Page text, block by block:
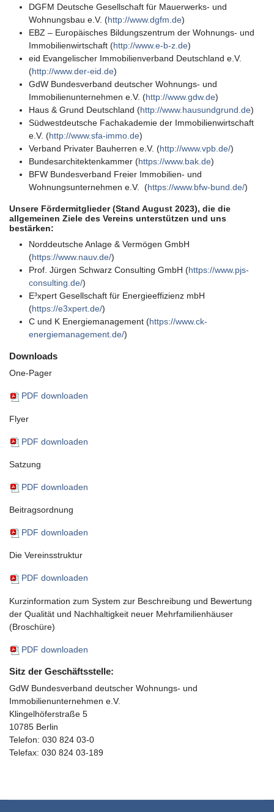
DGFM Deutsche Gesellschaft für Mauerwerks- und
Wohnungsbau e.V. (http://www.dgfm.de)
EBZ – Europäisches Bildungszentrum der Wohnungs- und
Immobilienwirtschaft (http://www.e-b-z.de)
eid Evangelischer Immobilienverband Deutschland e.V.
(http://www.der-eid.de)
GdW Bundesverband deutscher Wohnungs- und
Immobilienunternehmen e.V. (http://www.gdw.de)
Haus & Grund Deutschland (http://www.hausundgrund.de)
Südwestdeutsche Fachakademie der Immobilienwirtschaft
e.V. (http://www.sfa-immo.de)
Verband Privater Bauherren e.V. (http://www.vpb.de/)
Bundesarchitektenkammer (https://www.bak.de)
BFW Bundesverband Freier Immobilien- und
Wohnungsunternehmen e.V. (https://www.bfw-bund.de/)
Unsere Fördermitglieder (Stand August 2023), die die
allgemeinen Ziele des Vereins unterstützen und uns
bestärken:
Norddeutsche Anlage & Vermögen GmbH
(https://www.nauv.de/)
Prof. Jürgen Schwarz Consulting GmbH (https://www.pjs-
consulting.de/)
E³xpert Gesellschaft für Energieeffizienz mbH
(https://e3xpert.de/)
C und K Energiemanagement (https://www.ck-
energiemanagement.de/)
Downloads
One-Pager
PDF downloaden
Flyer
PDF downloaden
Satzung
PDF downloaden
Beitragsordnung
PDF downloaden
Die Vereinsstruktur
PDF downloaden
Kurzinformation zum System zur Beschreibung und Bewertung
der Qualität und Nachhaltigkeit neuer Mehrfamilienhäuser
(Broschüre)
PDF downloaden
Sitz der Geschäftsstelle:
GdW Bundesverband deutscher Wohnungs- und
Immobilienunternehmen e.V.
Klingelhöferstraße 5
10785 Berlin
Telefon: 030 824 03-0
Telefax: 030 824 03-189